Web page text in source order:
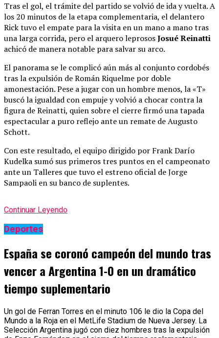
Tras el gol, el trámite del partido se volvió de ida y vuelta. A
los 20 minutos de la etapa complementaria, el delantero
Rick tuvo el empate para la visita en un mano a mano tras
una larga corrida, pero el arquero leprososJosué Reinatti
achicó de manera notable para salvar su arco.
El panorama se le complicó aún más al conjunto cordobés
tras la expulsión de Román Riquelme por doble
amonestación. Pese a jugar con un hombre menos, la «T»
buscó la igualdad con empuje y volvió a chocar contra la
figura de Reinatti, quien sobre el cierre firmó una tapada
espectacular a puro reflejo ante un remate de Augusto
Schott.
Con este resultado, el equipo dirigido por Frank Darío
Kudelka sumó sus primeros tres puntos en el campeonato
ante un Talleres que tuvo el estreno oficial de Jorge
Sampaoli en su banco de suplentes.
Continuar Leyendo
Deportes
España se coronó campeón del mundo tras
vencer a Argentina 1-0 en un dramático
tiempo suplementario
Un gol de Ferran Torres en el minuto 106 le dio la Copa del
Mundo a la Roja en el MetLife Stadium de Nueva Jersey. La
Selección Argentina jugó con diez hombres tras la expulsión